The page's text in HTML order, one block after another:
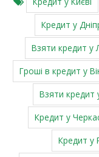
Кредит у
Взяти кредит у
Гроші в кредит у
Взяти кредит
Кредит у
Кредит у